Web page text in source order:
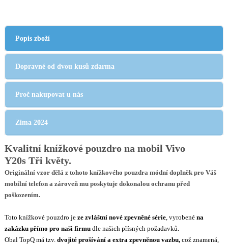
Popis zboží
Dopravné od dvou kusů zdarma
Proč nakupovat u nás
Zima 2024
Kvalitní knížkové pouzdro na mobil Vivo
Y20s Tři květy.
Originální vzor dělá z tohoto knížkového pouzdra módní doplněk pro Váš
mobilní telefon a zároveň mu poskytuje dokonalou ochranu před
poškozením.
Toto knížkové pouzdro je ze zvláštní nové zpevněné série, vyrobené na
zakázku přímo pro naši firmudle našich přísných požadavků.
Obal TopQ má tzv. dvojité prošívání a extra zpevněnou vazbu, což znamená,